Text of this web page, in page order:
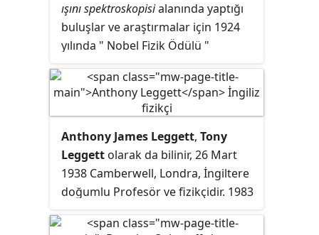
ışını spektroskopisialanında yaptığı
buluşlar ve araştırmalar için 1924
yılında " Nobel Fizik Ödülü "
1981 yılında oğlu "Kai M.
Siegbahn","Arthur L. Schawlow" ve
"Nicolaas Bloembergen" ile
paylaşmıştır. Şu ana kadar 4 kez
baba ve oğul bu ödülü kazandı.
Diğer baba-oğullar : William Bragg
ve Lawrence Bragg (1915); Niels
Bohr (1922) ve Aage Niels Bohr
(1975); Joseph John Thomson (1906)
Anthony James Leggett, Tony
Leggett olarak da bilinir, 26 Mart
1938 Camberwell, Londra, İngiltere
doğumlu Profesör ve fizikçidir. 1983
profesörlük yapan Leggett, 2008 ve